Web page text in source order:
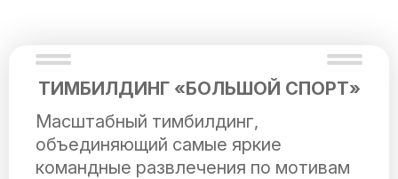
ТИМБИЛДИНГ «БОЛЬШОЙ СПОРТ»
Масштабный тимбилдинг,
объединяющий самые яркие
командные развлечения по мотивам